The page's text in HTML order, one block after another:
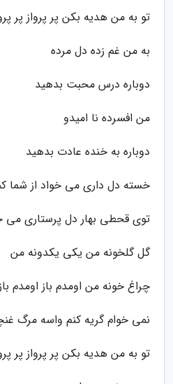
تو به من هدیه بکن پر پرواز پر
به من غم زده دل مرده
دوباره درس محبت بدهید
من افسرده نا امیدو
دوباره به خنده عادت بدهید
خسته دل داری می خواد از شما
توی قحطی بهار دل پرستاری می
گل گلخونه من یکی یکدونه من
چراغ خونه من اومدم باز اومدم
نمی خوام گریه کنم واسه مرگ
تو به من هدیه بکن پر پرواز پر